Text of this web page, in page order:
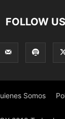
FOLLOW US
Somos